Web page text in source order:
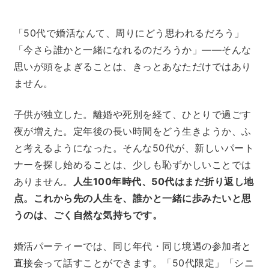
「50代で婚活なんて、周りにどう思われるだろう」
「今さら誰かと一緒になれるのだろうか」——そんな
思いが頭をよぎることは、きっとあなただけではあり
ません。
子供が独立した。離婚や死別を経て、ひとりで過ごす
夜が増えた。定年後の長い時間をどう生きようか、ふ
と考えるようになった。そんな50代が、新しいパート
ナーを探し始めることは、少しも恥ずかしいことでは
ありません。
人生100年時代、50代はまだ折り返し地
点。これから先の人生を、誰かと一緒に歩みたいと思
うのは、ごく自然な気持ちです。
婚活パーティーでは、同じ年代・同じ境遇の参加者と
直接会って話すことができます。「50代限定」「シニ